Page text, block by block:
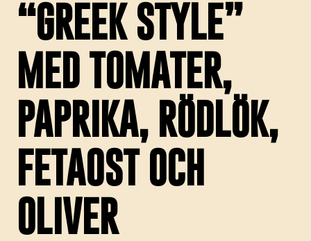
“GREEK STYLE”
MED TOMATER,
PAPRIKA, RÖDLÖK,
FETAOST OCH
OLIVER